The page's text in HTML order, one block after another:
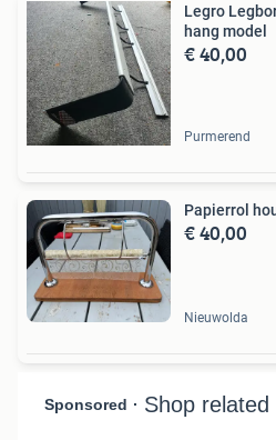
Legro
hang model
€ 40,00
Purmerend
Papierrol
€ 40,00
Nieuwolda